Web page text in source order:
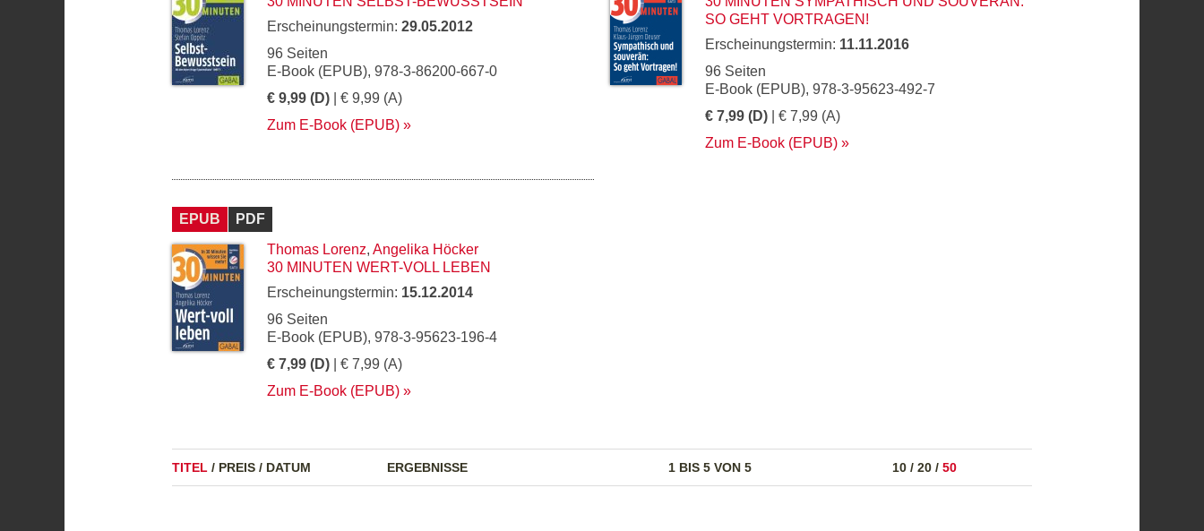
Erscheinungstermin: 29.05.2012
96 Seiten
E-Book (EPUB), 978-3-86200-667-0
€ 9,99 (D) | € 9,99 (A)
Zum E-Book (EPUB)
SO GEHT VORTRAGEN!
Erscheinungstermin: 11.11.2016
96 Seiten
E-Book (EPUB), 978-3-95623-492-7
€ 7,99 (D) | € 7,99 (A)
Zum E-Book (EPUB)
EPUB
PDF
Thomas Lorenz, Angelika Höcker
30 MINUTEN WERT-VOLL LEBEN
Erscheinungstermin: 15.12.2014
96 Seiten
E-Book (EPUB), 978-3-95623-196-4
€ 7,99 (D) | € 7,99 (A)
Zum E-Book (EPUB)
TITEL / PREIS / DATUM ERGEBNISSE 1 BIS 5 VON 5 10 / 20 / 50